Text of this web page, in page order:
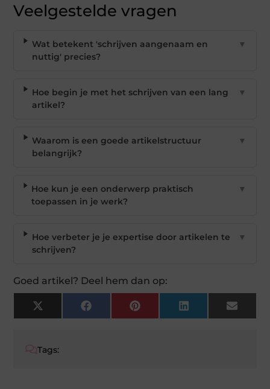
Veelgestelde vragen
Wat betekent 'schrijven aangenaam en
nuttig' precies?
▼
Hoe begin je met het schrijven van een lang
artikel?
▼
Waarom is een goede artikelstructuur
belangrijk?
▼
Hoe kun je een onderwerp praktisch
toepassen in je werk?
▼
Hoe verbeter je je expertise door artikelen te
schrijven?
▼
Goed artikel? Deel hem dan op:
X
(Twitter)
Facebook Pinterest LinkedIn Email
Tags: